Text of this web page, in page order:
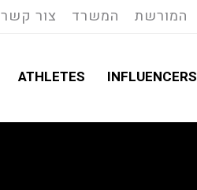
המורשת המשרד צור קשר
INFLUENCERS
ATHLETES